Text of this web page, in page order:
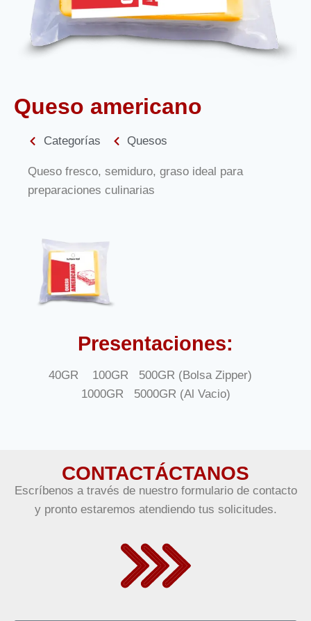
Queso americano
Categorías Quesos
Queso fresco, semiduro, graso ideal para
preparaciones culinarias
Presentaciones:
40GR 100GR 500GR (Bolsa Zipper)
1000GR 5000GR (Al Vacio)
CONTACTÁCTANOS
Escríbenos a través de nuestro formulario de contacto
y pronto estaremos atendiendo tus solicitudes.